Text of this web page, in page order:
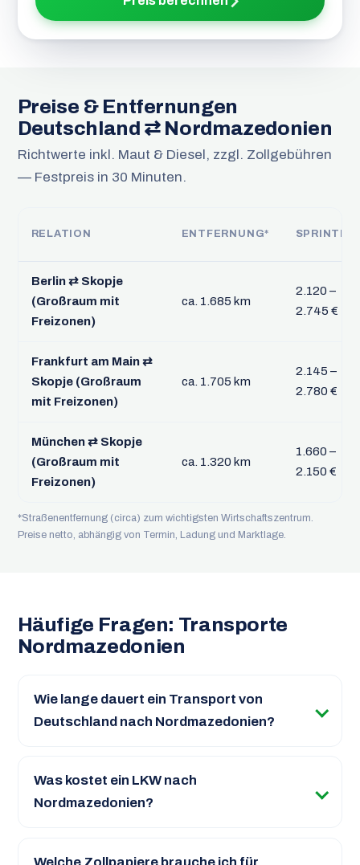
Preise & Entfernungen
Deutschland ⇄ Nordmazedonien
Richtwerte inkl. Maut & Diesel, zzgl. Zollgebühren
— Festpreis in 30 Minuten.
RELATION ENTFERNUNG* SPRINTER
Berlin ⇄ Skopje
(Großraum mit
Freizonen)
ca. 1.685 km
2.120 –
2.745 €
Frankfurt am Main ⇄
Skopje (Großraum
mit Freizonen)
ca. 1.705 km
2.145 –
2.780 €
München ⇄ Skopje
(Großraum mit
Freizonen)
ca. 1.320 km
1.660 –
2.150 €
*Straßenentfernung (circa) zum wichtigsten Wirtschaftszentrum.
Preise netto, abhängig von Termin, Ladung und Marktlage.
Häufige Fragen: Transporte
Nordmazedonien
Wie lange dauert ein Transport von
Deutschland nach Nordmazedonien?
Was kostet ein LKW nach
Nordmazedonien?
Welche Zollpapiere brauche ich für